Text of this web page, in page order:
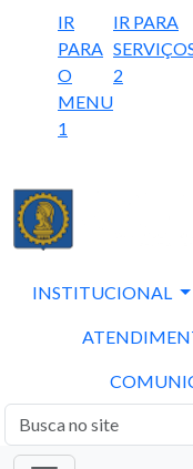
IR
PARA
O
MENU
1
IR PARA
2
INSTITUCIONAL